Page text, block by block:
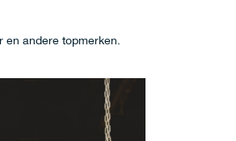
en andere topmerken.